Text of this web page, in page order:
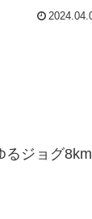
ジョグ